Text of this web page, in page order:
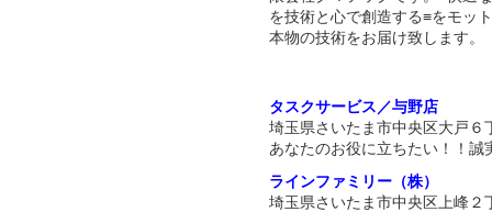
を技術と心で創造する≡をモッ
本物の技術をお届け致します。
タスクサービス／与野店
埼玉県さいたま市中央区大戸６
あなたのお役に立ちたい！！誠
ラインファミリー（株）
埼玉県さいたま市中央区上峰２